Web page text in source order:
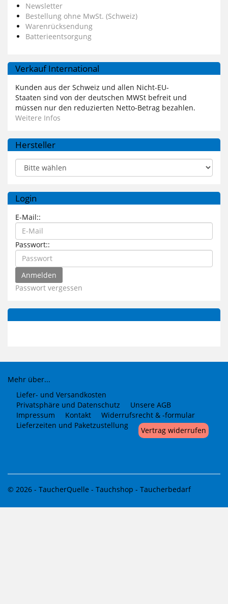
Newsletter
Bestellung ohne MwSt. (Schweiz)
Warenrücksendung
Batterieentsorgung
Verkauf International
Kunden aus der Schweiz und allen Nicht-EU-
Staaten sind von der deutschen MWSt befreit und
müssen nur den reduzierten Netto-Betrag bezahlen.
Weitere Infos
Hersteller
Login
E-Mail::
Passwort::
Passwort vergessen
Mehr über...
Liefer- und Versandkosten
Privatsphäre und Datenschutz
Unsere AGB
Impressum
Kontakt
Widerrufsrecht & -formular
Lieferzeiten und Paketzustellung
Vertrag widerrufen
© 2026 - TaucherQuelle - Tauchshop - Taucherbedarf